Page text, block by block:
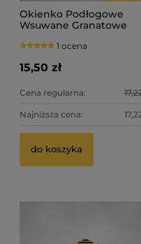
Okienko Podłogowe
Wsuwane Granatowe
1 ocena
15,50 zł
Cena regularna:
Najniższa cena:
do koszyka